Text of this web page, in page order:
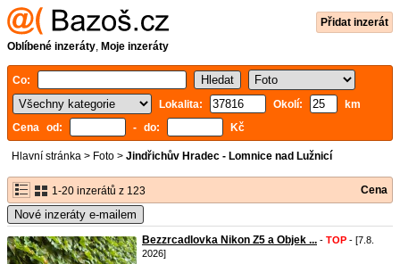
Přidat inzerát
Oblíbené inzeráty, Moje inzeráty
Co:
Lokalita:
Okolí:
km
Cena od:
- do: Kč
Hlavní stránka > Foto > Jindřichův Hradec - Lomnice nad Lužnicí
1-20 inzerátů z 123 Cena
Nové inzeráty e-mailem
Bezzrcadlovka Nikon Z5 a Objek ... - TOP - [7.8.
2026]